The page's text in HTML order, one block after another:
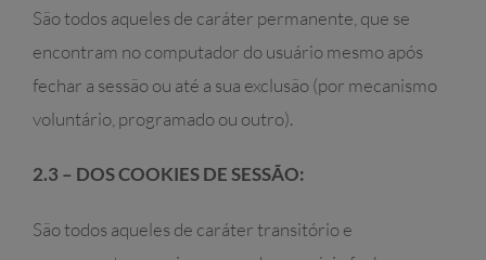
São todos aqueles de caráter permanente, que se
encontram no computador do usuário mesmo após
fechar a sessão ou até a sua exclusão (por mecanismo
voluntário, programado ou outro).
2.3 – DOS COOKIES DE SESSÃO:
São todos aqueles de caráter transitório e